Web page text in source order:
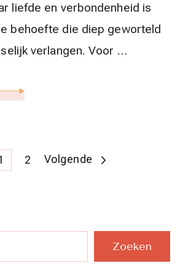
liefde en verbondenheid is
behoefte die diep geworteld
verlangen. Voor …
Pagina
2 Volgende
Zoeken